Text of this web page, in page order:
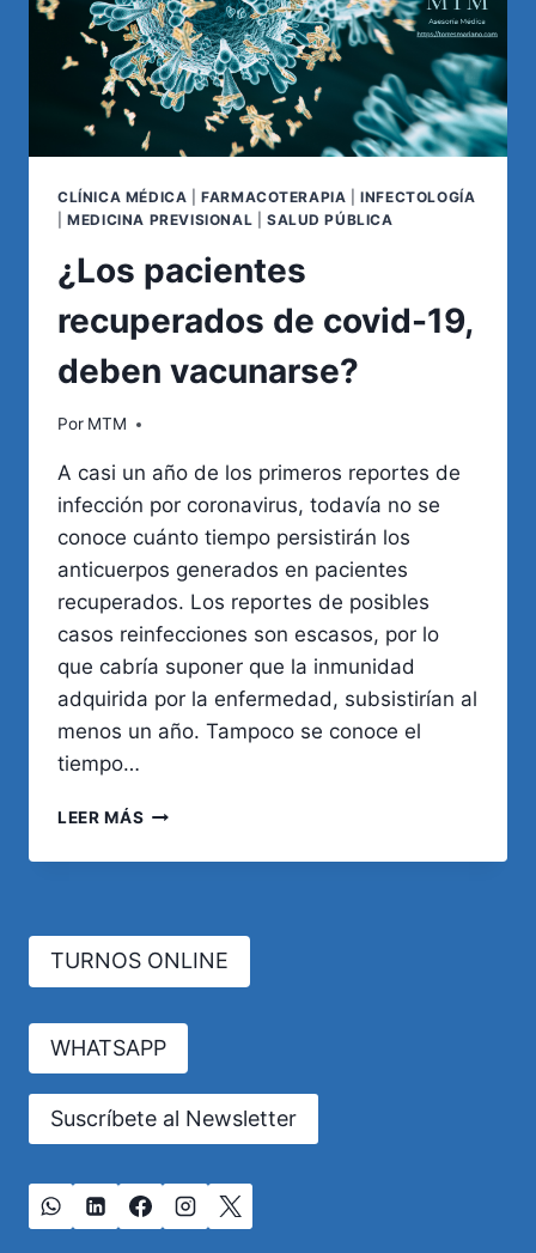
CLÍNICA MÉDICA |FARMACOTERAPIA |INFECTOLOGÍA
|MEDICINA PREVISIONAL SALUD PÚBLICA
¿Los pacientes
recuperados de covid-19,
deben vacunarse?
Por MTM
A casi un año de los primeros reportes de
infección por coronavirus, todavía no se
conoce cuánto tiempo persistirán los
anticuerpos generados en pacientes
recuperados. Los reportes de posibles
casos reinfecciones son escasos, por lo
que cabría suponer que la inmunidad
adquirida por la enfermedad, subsistirían al
menos un año. Tampoco se conoce el
tiempo…
LEER MÁS ¿LOS
RECUPERADOS
19,
DEBEN
VACUNARSE?
TURNOS ONLINE
WHATSAPP
Suscríbete al Newsletter